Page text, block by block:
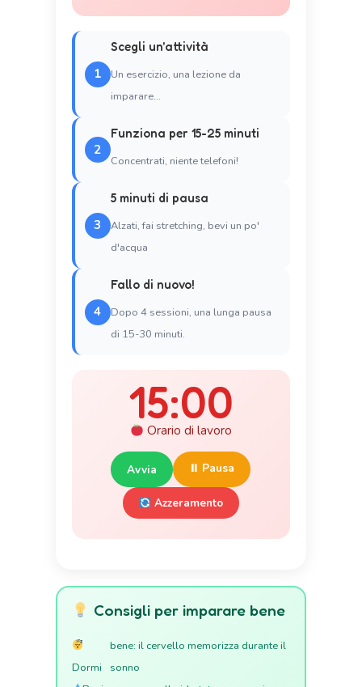
1
Scegli un'attività
Un esercizio, una lezione da
imparare...
2
Funziona per 15-25 minuti
Concentrati, niente telefoni!
3
5 minuti di pausa
Alzati, fai stretching, bevi un po'
d'acqua
4
Fallo di nuovo!
Dopo 4 sessioni, una lunga pausa
di 15-30 minuti.
15:00
Orario di lavoro
Avvia ⏸ Pausa
Azzeramento
Consigli per imparare bene
Dormi
bene: il cervello memorizza durante il
sonno